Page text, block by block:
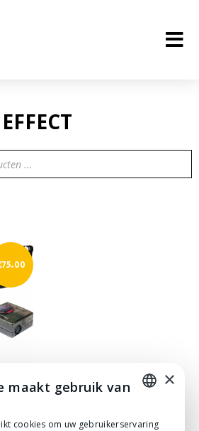
75.00
×
maakt gebruik van
cookies om uw gebruikerservaring